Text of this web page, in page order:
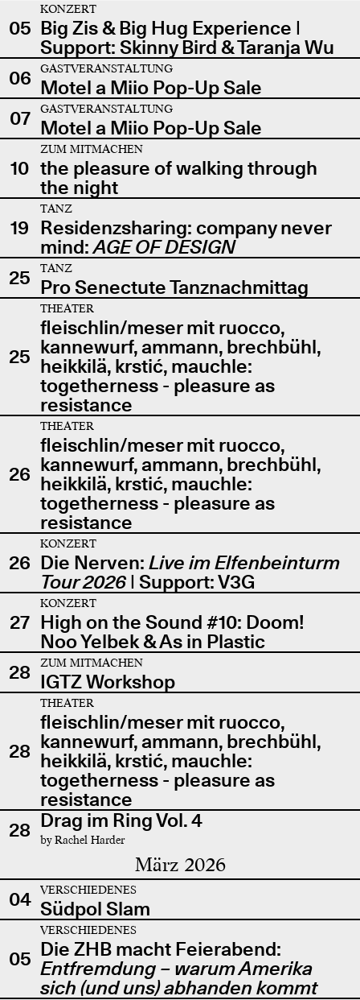
05
KONZERT
Big Zis & Big Hug Experience |
Support: Skinny Bird & Taranja Wu
06
GASTVERANSTALTUNG
Motel a Miio Pop-Up Sale
07
GASTVERANSTALTUNG
Motel a Miio Pop-Up Sale
10
ZUM MITMACHEN
the pleasure of walking through
the night
19
TANZ
Residenzsharing: company never
mind:AGE OF DESIGN
25
TANZ
Pro Senectute Tanznachmittag
25
THEATER
fleischlin/meser mit ruocco,
kannewurf, ammann, brechbühl,
heikkilä, krstić, mauchle:
togetherness - pleasure as
resistance
26
THEATER
fleischlin/meser mit ruocco,
kannewurf, ammann, brechbühl,
heikkilä, krstić, mauchle:
togetherness - pleasure as
resistance
26
KONZERT
Die Nerven: Live im Elfenbeinturm
Tour 2026| Support: V3G
27
KONZERT
High on the Sound #10: Doom!
Noo Yelbek & As in Plastic
28
ZUM MITMACHEN
IGTZ Workshop
28
THEATER
fleischlin/meser mit ruocco,
kannewurf, ammann, brechbühl,
heikkilä, krstić, mauchle:
togetherness - pleasure as
resistance
28 Drag im Ring Vol. 4
by Rachel Harder
März 2026
04 VERSCHIEDENES
Südpol Slam
05
VERSCHIEDENES
Die ZHB macht Feierabend:
Entfremdung – warum Amerika
sich (und uns) abhanden kommt